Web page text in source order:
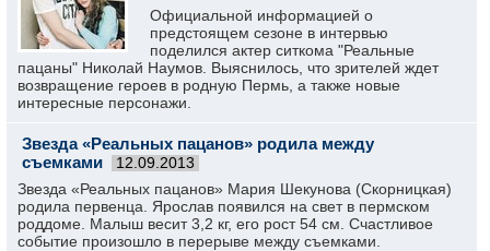
Официальной информацией о
предстоящем сезоне в интервью
поделился актер ситкома "Реальные
пацаны" Николай Наумов. Выяснилось, что зрителей ждет
возвращение героев в родную Пермь, а также новые
интересные персонажи.
Звезда «Реальных пацанов» родила между
съемками
12.09.2013
Звезда «Реальных пацанов» Мария Шекунова (Скорницкая)
родила первенца. Ярослав появился на свет в пермском
роддоме. Малыш весит 3,2 кг, его рост 54 см. Счастливое
событие произошло в перерыве между съемками.